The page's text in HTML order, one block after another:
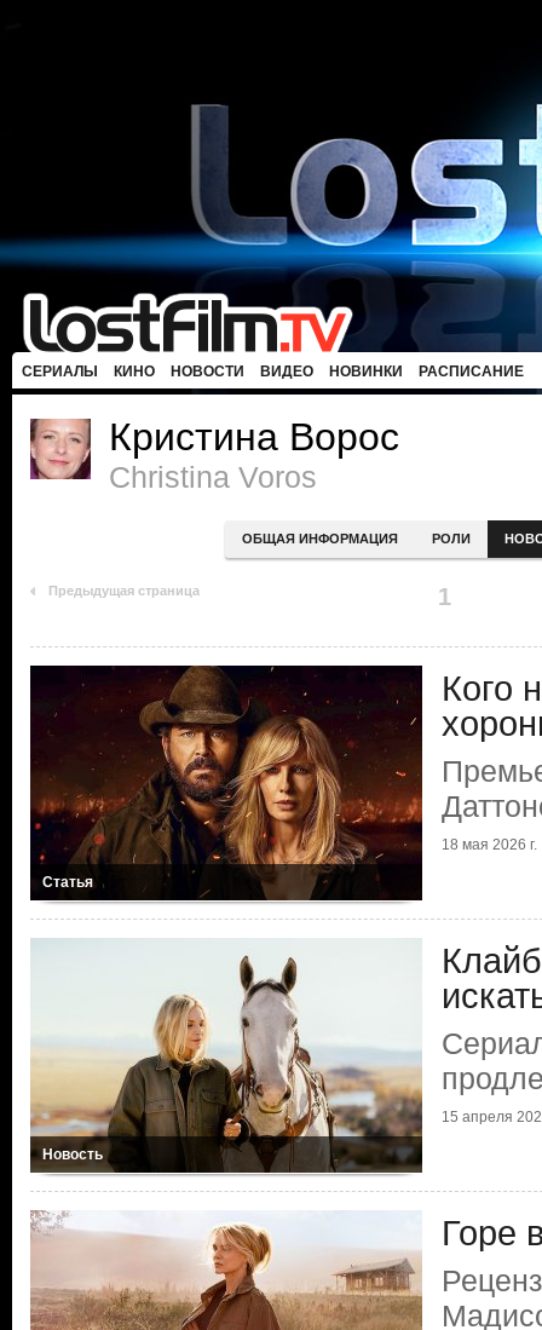
СЕРИАЛЫ КИНО НОВОСТИ ВИДЕО НОВИНКИ РАСПИСАНИЕ
Кристина Ворос
Christina Voros
ОБЩАЯ ИНФОРМАЦИЯ РОЛИ
Предыдущая страница 1
Статья
Кого
18 мая 2026 г.
Новость
15 апреля
Горе